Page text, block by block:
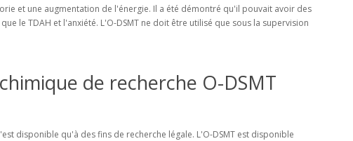
et une augmentation de l'énergie. Il a été démontré qu'il pouvait avoir des
le TDAH et l'anxiété. L'O-DSMT ne doit être utilisé que sous la supervision
de recherche O-DSMT
disponible qu'à des fins de recherche légale. L'O-DSMT est disponible